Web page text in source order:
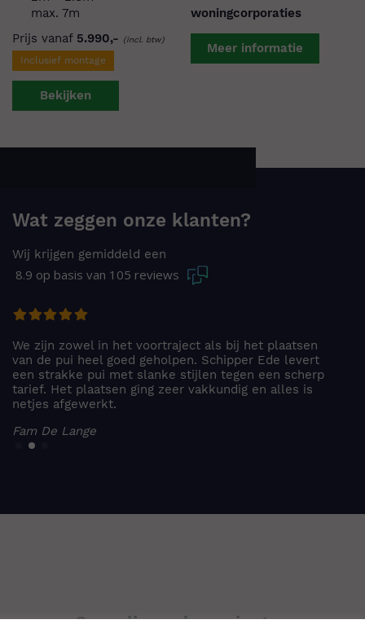
max. 7m
Prijs vanaf 5.990,- (incl. btw)
Inclusief montage
Bekijken
woningcorporaties
Meer informatie
Wat zeggen onze klanten?
Wij krijgen gemiddeld een
8.9 105 reviews
Prima en zeer enthousiast bedrijf. Vanaf
offertemoment, schouw en montage alleen maar zeer
goede en betrokken medewerkers gezien.
P. de Lucht